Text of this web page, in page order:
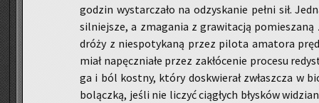
go­dzin wy­star­cza­ło na od­zy­ska­nie pełni sił.
sil­niej­sze, a zma­ga­nia z gra­wi­ta­cją
dró­ży z nie­spo­ty­ka­ną przez pi­lo­ta ama­to­ra
miał na­pęcz­nia­łe przez za­kłó­ce­nie pro­ce­su
ga i ból kost­ny, który do­skwie­rał zwłasz­cza w
bo­lącz­ką, jeśli nie li­czyć cią­głych bły­sków